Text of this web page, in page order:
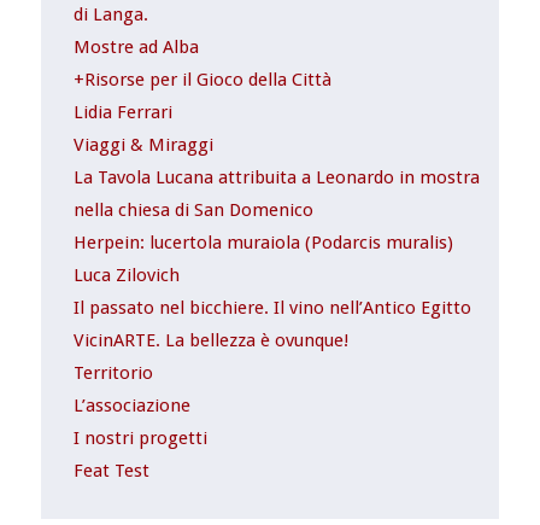
di Langa.
Mostre ad Alba
+Risorse per il Gioco della Città
Lidia Ferrari
Viaggi & Miraggi
La Tavola Lucana attribuita a Leonardo in mostra
nella chiesa di San Domenico
Herpein: lucertola muraiola (Podarcis muralis)
Luca Zilovich
Il passato nel bicchiere. Il vino nell’Antico Egitto
VicinARTE. La bellezza è ovunque!
Territorio
L’associazione
I nostri progetti
Feat Test